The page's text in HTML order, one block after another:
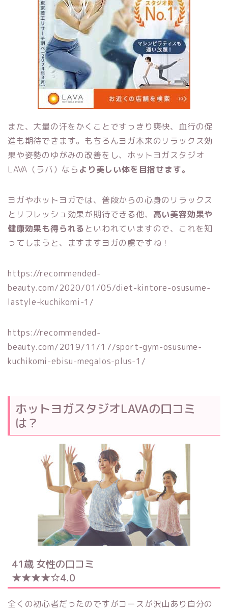
また、大量の汗をかくことですっきり爽快、血行の促
進も期待できます。もちろんヨガ本来のリラックス効
果や姿勢のゆがみの改善をし、 ホットヨガスタジオ
LAVA（ラバ）なら より美しい体を目指せます。
ヨガやホットヨガでは、普段からの心身のリラックス
とリフレッシュ効果が期待できる他、 高い美容効果や
健康効果も得られる といわれていますので、これを知
ってしまうと、ますますヨガの虜ですね！
https://recommended-
beauty.com/2020/01/05/diet-kintore-osusume-
lastyle-kuchikomi-1/
https://recommended-
beauty.com/2019/11/17/sport-gym-osusume-
kuchikomi-ebisu-megalos-plus-1/
ホットヨガスタジオLAVAの口コミ
は？
41歳 女性の口コミ
★★★★☆4.0
全くの初心者だったのですがコースが沢山あり自分の